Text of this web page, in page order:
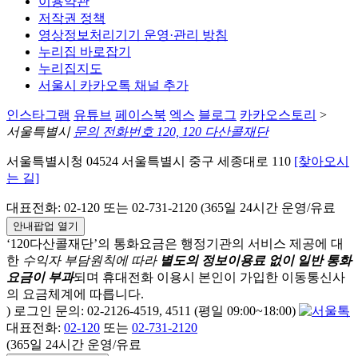
저작권 정책
영상정보처리기기 운영·관리 방침
누리집 바로잡기
누리집지도
서울시 카카오톡 채널 추가
인스타그램 유튜브 페이스북 엑스 블로그 카카오스토리 >
서울특별시 문의 전화번호 120, 120 다산콜재단
서울특별시청 04524 서울특별시 중구 세종대로 110 [찾아오시
는 길]
대표전화: 02-120 또는 02-731-2120 (365일 24시간 운영/유료
안내팝업 열기
‘120다산콜재단’의 통화요금은 행정기관의 서비스 제공에 대
한 수익자 부담원칙에 따라 별도의 정보이용료 없이 일반 통화
요금이 부과되며 휴대전화 이용시 본인이 가입한 이동통신사
의 요금체계에 따릅니다.
) 로그인 문의: 02-2126-4519, 4511 (평일 09:00~18:00)
대표전화: 02-120 또는 02-731-2120
(365일 24시간 운영/유료